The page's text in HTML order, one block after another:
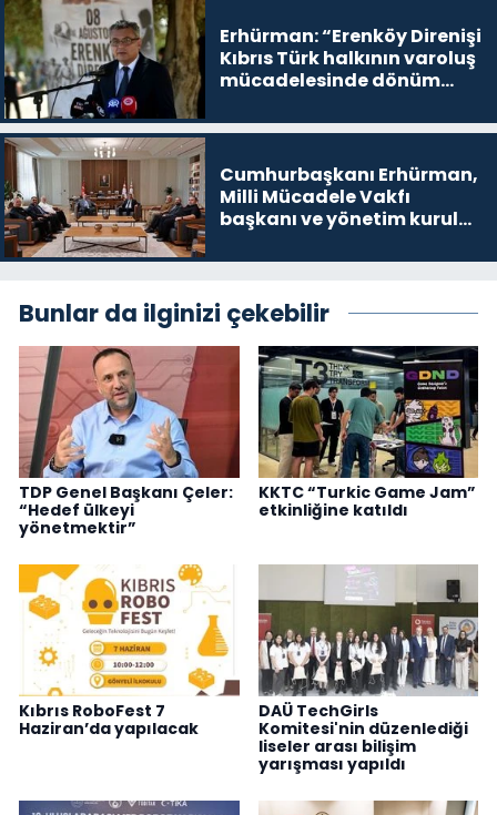
Erhürman: “Erenköy Direnişi
Kıbrıs Türk halkının varoluş
mücadelesinde dönüm
Cumhurbaşkanı Erhürman,
Milli Mücadele Vakfı
başkanı ve yönetim kurulu
Bunlar da ilginizi çekebilir
TDP Genel Başkanı Çeler:
“Hedef ülkeyi
yönetmektir”
KKTC “Turkic Game Jam”
etkinliğine katıldı
Kıbrıs RoboFest 7
Haziran’da yapılacak
DAÜ TechGirls
Komitesi'nin düzenlediği
liseler arası bilişim
yarışması yapıldı